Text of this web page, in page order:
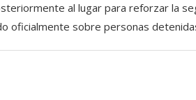
al lugar para reforzar la
oficialmente sobre personas